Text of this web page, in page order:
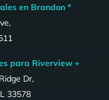
en Brandon *
para Riverview +
Dr,
33578